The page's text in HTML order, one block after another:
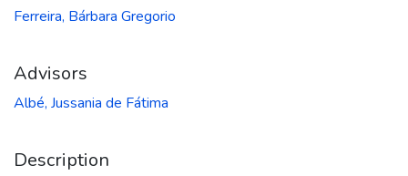
Ferreira, Bárbara Gregorio
Advisors
Albé, Jussania de Fátima
Description